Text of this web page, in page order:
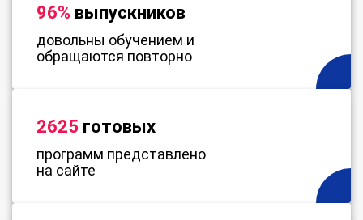
96% выпускников
довольны обучением и
обращаются повторно
2625 готовых
программ представлено
на сайте